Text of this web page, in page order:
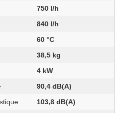
750 l/h
840 l/h
60 °C
38,5 kg
4 kW
90,4 dB(A)
103,8 dB(A)